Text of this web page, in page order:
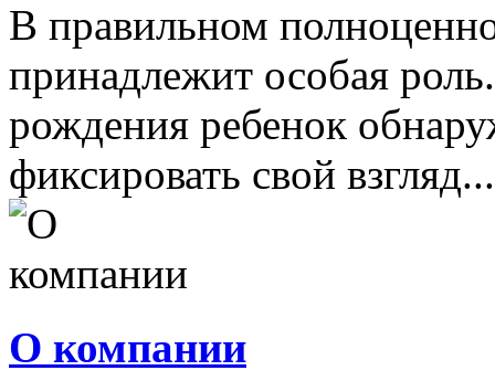
В правильном
принадлежит особая
рождения ребенок
фиксировать свой взгляд...
О компании